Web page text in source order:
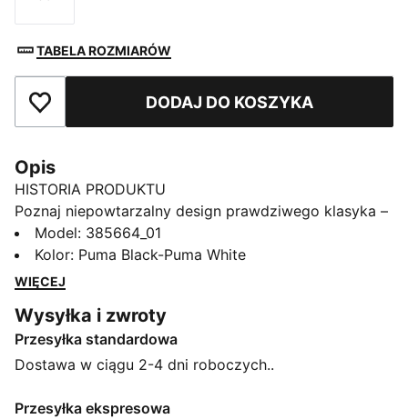
Rozmiar
TABELA ROZMIARÓW
Dodaj do ulubionychDODAJ DO KOSZYKA
Opis
HISTORIA PRODUKTU
Poznaj niepowtarzalny design prawdziwego klasyka –
naszego kultowego modelu Suede. Te buty zmieniają
zasady gry od 1968 roku i z każdą ewolucją definiują
kolejne epoki ulicznego stylu. Nasze buty sportowe
oryginalnego modelu, a teraz dostępne są w wersji dla
dzieci. Te buty wykonane są z luksusowych
materiałów, mają lekką i wygodną formowaną pod
podeszwę zewnętrzną, są oszałamiające i
Model: 385664_01
Kolor: Puma Black-Puma White
WIĘCEJ
Wysyłka i zwroty
Przesyłka standardowa
Dostawa w ciągu 2-4 dni roboczych..
Przesyłka ekspresowa